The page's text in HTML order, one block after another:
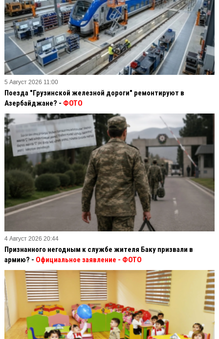
5 Август 2026 11:00
Поезда "Грузинской железной дороги" ремонтируют в
Азербайджане? - ФОТО
4 Август 2026 20:44
Признанного негодным к службе жителя Баку призвали в
армию? - Официальное заявление - ФОТО